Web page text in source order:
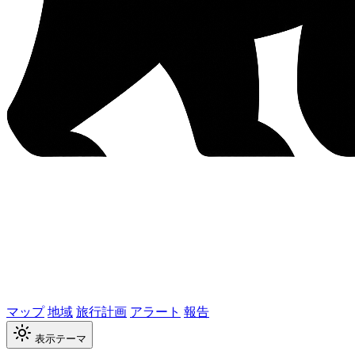
マップ地域旅行計画 アラート 報告
表示テーマ